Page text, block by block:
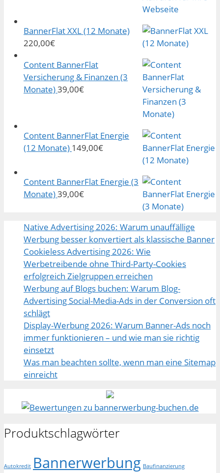
BannerFlat XXL (12 Monate)
220,00€
Content BannerFlat
Versicherung & Finanzen (3
Monate)39,00€
Content BannerFlat Energie
(12 Monate) 149,00€
Content BannerFlat Energie (3
Monate)39,00€
Native Advertising 2026: Warum unauffällige
Werbung besser konvertiert als klassische Banner
Cookieless Advertising 2026: Wie
Werbetreibende ohne Third-Party-Cookies
erfolgreich Zielgruppen erreichen
Werbung auf Blogs buchen: Warum Blog-
Advertising Social-Media-Ads in der Conversion oft
schlägt
Display-Werbung 2026: Warum Banner-Ads noch
immer funktionieren – und wie man sie richtig
einsetzt
Was man beachten sollte, wenn man eine Sitemap
einreicht
Produktschlagwörter
Autokredit Bannerwerbung Baufinanzierung